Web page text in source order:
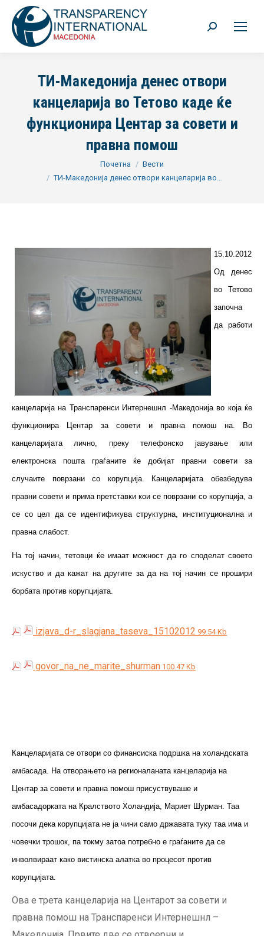
Search:
ТИ-Македонија денес отвори
канцеларија во Тетово каде ќе
функционира Центар за совети и
правна помош
Почетна
Вести
ТИ-Македонија денес отвори канцеларија во…
15.10.2012
Од денес
во Тетово
започна
да работи
канцеларија на Транспаренси Интернешнл -Македонија во која ќе
функционира Центар за совети и правна помош на. Во
канцеларијата лично, преку телефонско јавување или
електронска пошта граѓаните ќе добијат правни совети за
случаите поврзани со корупција. Канцеларијата обезбедува
правни совети и прима претставки кои се поврзани со корупција, а
се со цел да се идентификува структурна, институционална и
правна слабост.
На тој начин, тетовци ќе имаат можност да го споделат своето
искуство и да кажат на другите за да на тој начин се прошири
борбата против корупцијата.
izjava_d-r_slagjana_taseva_15102012 99.54 Kb
govor_na_ne_marite_shurman 100.47 Kb
Канцеларијата се отвори со финансиска подршка на холандската
амбасада. На отворањето на регионаланата канцеларија на
Центар за совети и правна помош присуствуваше и
амбасадорката на Кралството Холандија, Мариет Шурман. Таа
посочи дека корупцијата не ја чини само државата туку таа има и
човечки трошок, па токму затоа потребно е граѓаните да се
инволвираат како вистинска алатка во процесот против
корупцијата.
Ова е трета канцеларија на Центарот за совети и
правна помош на Транспаренси Интернешнл –